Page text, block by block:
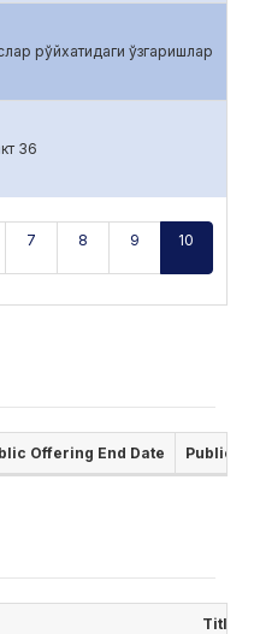
рўйхатидаги ўзгаришлар
36
7 8 9 10
Offering End Date Public
Title